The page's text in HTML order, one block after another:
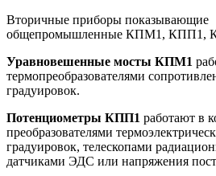
Вторичные приборы показывающие
общепромышленные КПМ1, КПП1,
Уравновешенные мосты КПМ1
термопреобразователями
градуировок.
Потенциометры КПП1 работают в
преобразователями
градуировок, телескопами
датчиками ЭДС или напряжения